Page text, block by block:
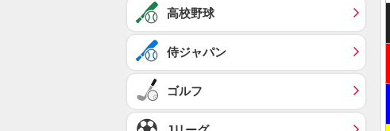
高校野球
侍ジャパン
ゴルフ